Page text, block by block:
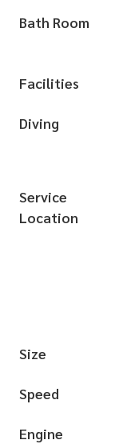
Bath Room
Facilities
Diving
Service
Location
Size
Speed
Engine